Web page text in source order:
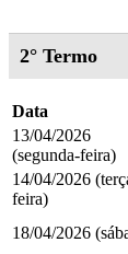
2° Termo
Data
13/04/2026
(segunda-feira)
14/04/2026
feira)
18/04/2026